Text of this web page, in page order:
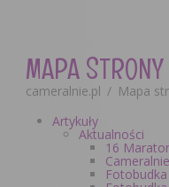
MAPA STRONY
cameralnie.pl / Mapa
Artykuły
Aktualności
16